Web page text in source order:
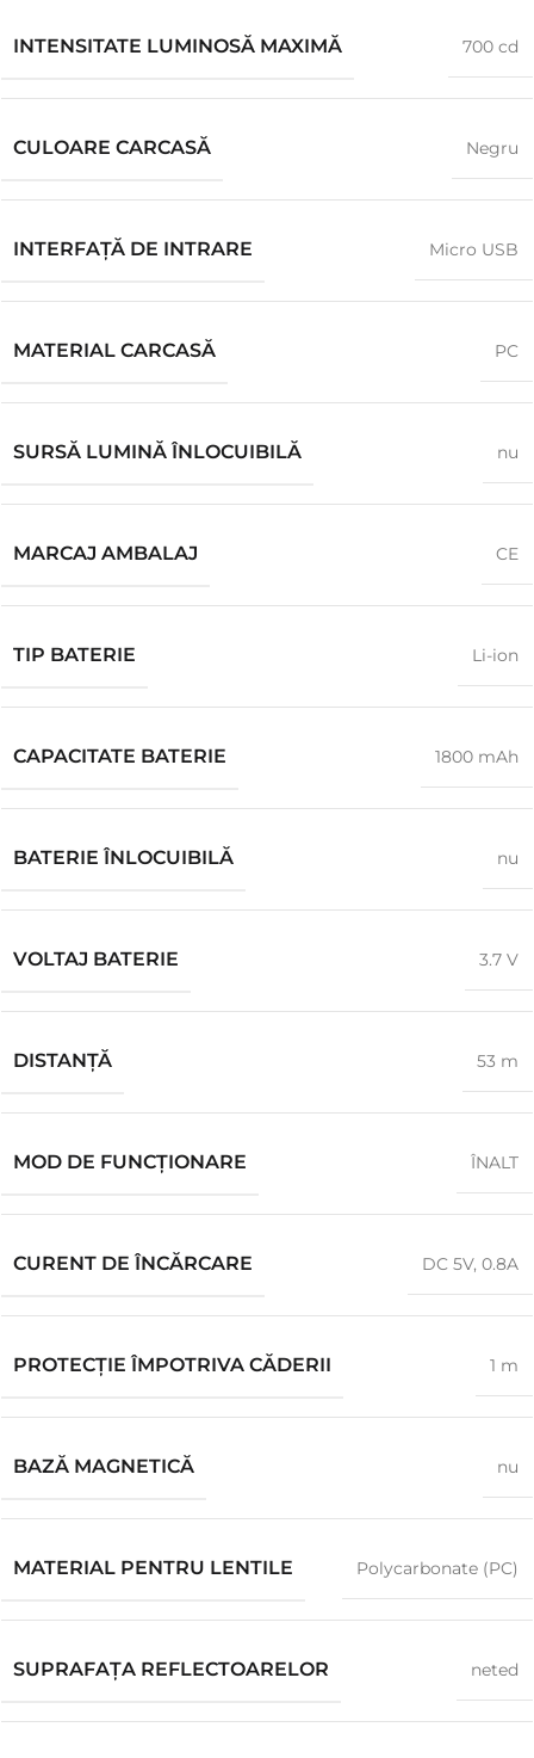
INTENSITATE LUMINOSĂ MAXIMĂ 700 cd
CULOARE CARCASĂ Negru
INTERFAȚĂ DE INTRARE Micro USB
MATERIAL CARCASĂ PC
SURSĂ LUMINĂ ÎNLOCUIBILĂ nu
MARCAJ AMBALAJ CE
TIP BATERIE Li-ion
CAPACITATE BATERIE 1800 mAh
BATERIE ÎNLOCUIBILĂ nu
VOLTAJ BATERIE 3.7 V
DISTANŢĂ 53 m
MOD DE FUNCȚIONARE ÎNALT
CURENT DE ÎNCĂRCARE DC 5V, 0.8A
PROTECȚIE ÎMPOTRIVA CĂDERII 1 m
BAZĂ MAGNETICĂ nu
MATERIAL PENTRU LENTILE Polycarbonate (PC)
SUPRAFAȚA REFLECTOARELOR neted